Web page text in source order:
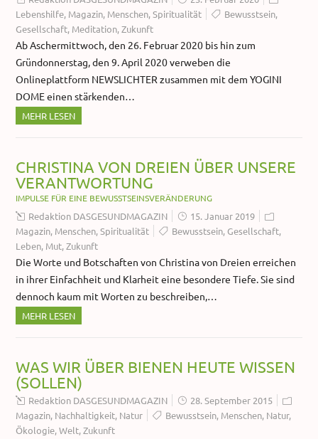
Lebenshilfe, Magazin, Menschen,Spiritualität Bewusstsein,
Gesellschaft, Meditation,Zukunft
Ab Aschermittwoch, den 26. Februar 2020 bis hin zum
Gründonnerstag, den 9. April 2020 verweben die
Onlineplattform NEWSLICHTER zusammen mit dem YOGINI
DOME einen stärkenden…
MEHR LESEN
CHRISTINA VON DREIEN ÜBER UNSERE
VERANTWORTUNG
IMPULSE FÜR EINE BEWUSSTSEINSVERÄNDERUNG
Redaktion DASGESUNDMAGAZIN
15. Januar 2019
Magazin, Menschen,Spiritualität Bewusstsein,Gesellschaft,
Leben, Mut,Zukunft
Die Worte und Botschaften von Christina von Dreien erreichen
in ihrer Einfachheit und Klarheit eine besondere Tiefe. Sie sind
dennoch kaum mit Worten zu beschreiben,…
MEHR LESEN
WAS WIR ÜBER BIENEN HEUTE WISSEN
(SOLLEN)
Redaktion DASGESUNDMAGAZIN
28. September 2015
Magazin, Nachhaltigkeit, Natur Bewusstsein, Menschen, Natur,
Ökologie,Welt,Zukunft